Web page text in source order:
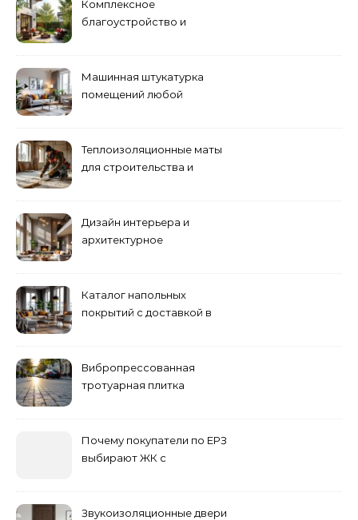
Комплексное
благоустройство и
Машинная штукатурка
помещений любой
Теплоизоляционные маты
для строительства и
Дизайн интерьера и
архитектурное
Каталог напольных
покрытий с доставкой в
Вибропрессованная
тротуарная плитка
Почему покупатели по ЕРЗ
выбирают ЖК с
Звукоизоляционные двери